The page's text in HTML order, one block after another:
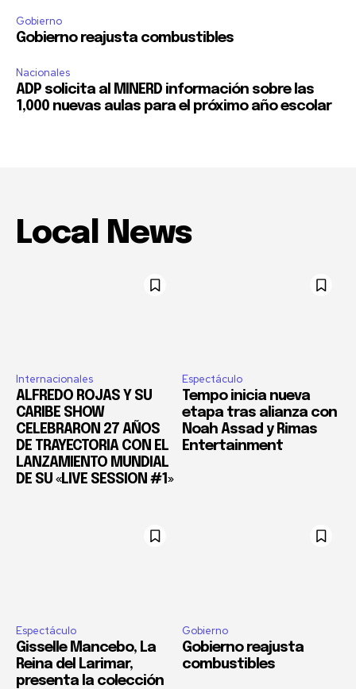
Gobierno
Gobierno reajusta combustibles
Nacionales
ADP solicita al MINERD información sobre las
1,000 nuevas aulas para el próximo año escolar
Local News
Internacionales
ALFREDO ROJAS Y SU
CARIBE SHOW
CELEBRARON 27 AÑOS
DE TRAYECTORIA CON EL
LANZAMIENTO MUNDIAL
DE SU «LIVE SESSION #1»
Espectáculo
Tempo inicia nueva
etapa tras alianza con
Noah Assad y Rimas
Entertainment
Espectáculo
Gisselle Mancebo, La
Reina del Larimar,
presenta la colección
Gobierno
Gobierno reajusta
combustibles